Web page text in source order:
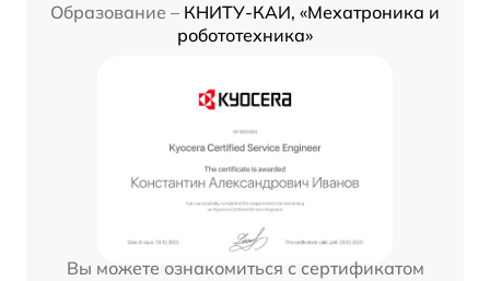
Образование – КНИТУ-КАИ, «Мехатроника и
робототехника»
Вы можете ознакомиться с сертификатом